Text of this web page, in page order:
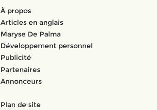
À propos
Articles en anglais
Maryse De Palma
Développement personnel
Publicité
Partenaires
Annonceurs
Plan de site